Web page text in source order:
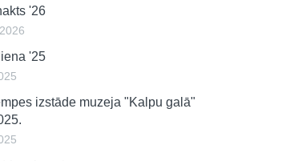
'26
'25
izstāde muzeja "Kalpu galā"